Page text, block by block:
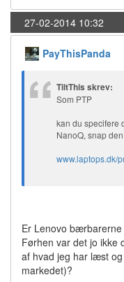
27-02-2014 10:32
PayThisPanda
TiltThis skrev:
Som PTP
kan du specifere
NanoQ, snap
www.laptops.dk/
Er Lenovo
Førhen var det jo ikke
af hvad jeg har læst
markedet)?